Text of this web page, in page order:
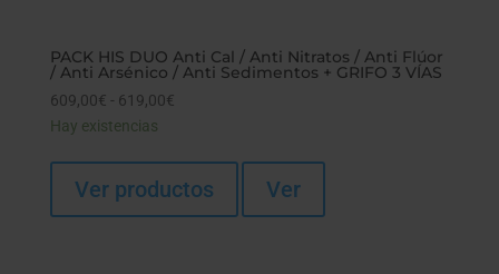
PACK HIS DUO Anti Cal / Anti Nitratos / Anti Flúor
/ Anti Arsénico / Anti Sedimentos + GRIFO 3 VÍAS
609,00€ - 619,00€
609,00€
Hay existencias
Ver productos Ver